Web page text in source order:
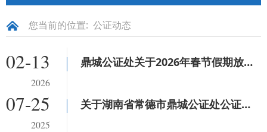
您当前的位置: 公证动态
02-13
2026
鼎城公证处关于2026年春节假期放假安排的通知
07-25
2025
关于湖南省常德市鼎城公证处公证服务窗口撤回的公告